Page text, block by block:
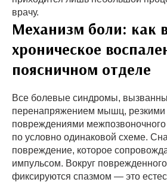
врачу.
Механизм боли: как
хроническое
поясничном отделе
Все болевые синдромы,
перенапряжением мышц,
повреждениями межпозвоночного
по условно одинаковой схеме.
повреждение, которое
импульсом. Вокруг
фиксируются спазмом — это